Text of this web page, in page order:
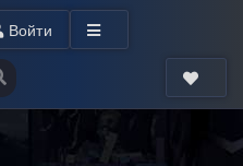
Войти